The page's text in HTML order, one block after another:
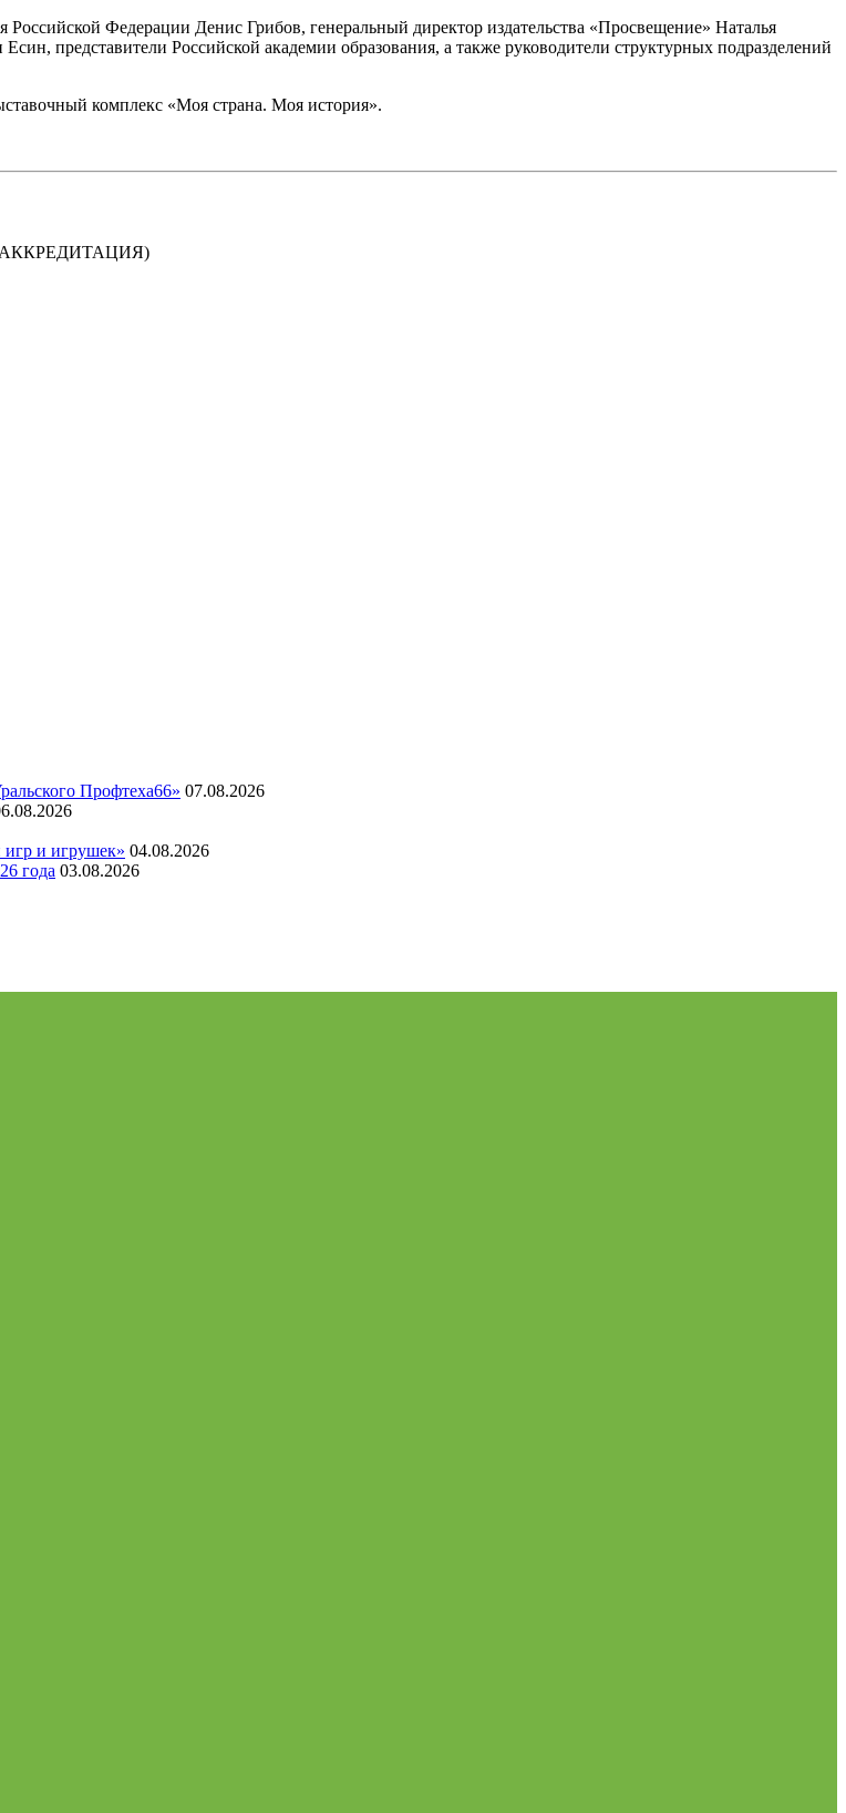
Федерации Денис Грибов, генеральный директор издательства «Просвещение» Наталья
представители Российской академии образования, а также руководители структурных подразделений
комплекс «Моя страна. Моя история».
Профтеха66» 07.08.2026
игр и игрушек» 04.08.2026
года 03.08.2026